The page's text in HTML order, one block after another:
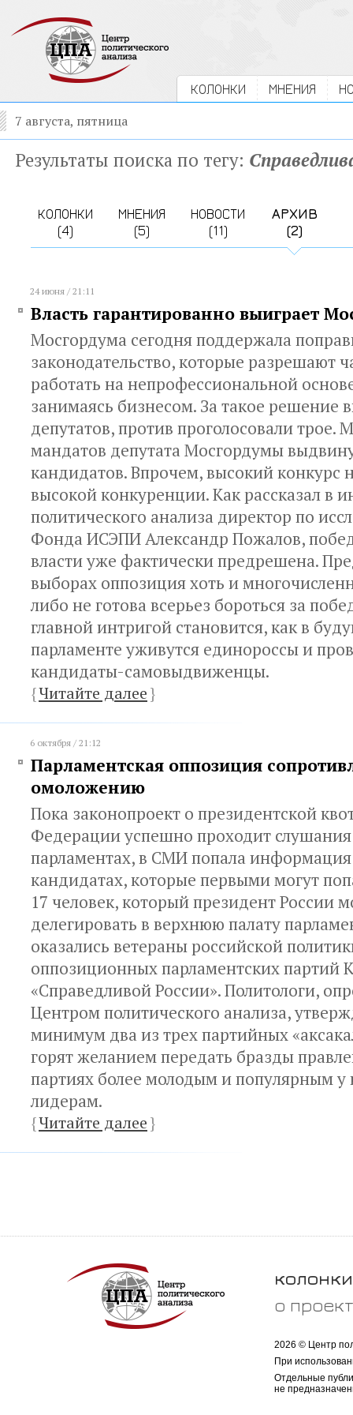
КОЛОНКИ МНЕНИЯ
7 августа, пятница
Результаты поиска по тегу:
КОЛОНКИ
(4)
МНЕНИЯ
(5)
НОВОСТИ
(11)
АРХИВ
(2)
24 июня / 21:11
Власть гарантированно выиграет
Мосгордума сегодня поддержала
законодательство, которые разрешают
работать на непрофессиональной
занимаясь бизнесом. За такое решение
депутатов, против проголосовали трое.
мандатов депутата Мосгордумы
кандидатов. Впрочем, высокий конкурс
высокой конкуренции. Как рассказал в
политического анализа директор по
Фонда ИСЭПИ Александр Пожалов,
власти уже фактически предрешена.
выборах оппозиция хоть и
либо не готова всерьез бороться за
главной интригой становится, как в
парламенте уживутся единороссы и
кандидаты-самовыдвиженцы.
{Читайте далее}
6 октября / 21:12
Парламентская оппозиция
омоложению
Пока законопроект о президентской
Федерации успешно проходит
парламентах, в СМИ попала
кандидатах, которые первыми могут
17 человек, который президент России
делегировать в верхнюю палату
оказались ветераны российской
оппозиционных парламентских партий
«Справедливой России». Политологи,
Центром политического анализа,
минимум два из трех партийных
горят желанием передать бразды
партиях более молодым и популярным у
лидерам.
{Читайте далее}
колонки
о
2026 © Центр
При
Отдельные
не